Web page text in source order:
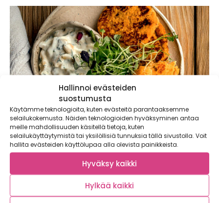
Hallinnoi evästeiden
suostumusta
Käytämme teknologioita, kuten evästeitä parantaaksemme
selailukokemusta. Näiden teknologioiden hyväksyminen antaa
meille mahdollisuuden käsitellä tietoja, kuten
selailukäyttäytymistä tai yksilöllisiä tunnuksia tällä sivustolla. Voit
hallita evästeiden käyttölupaa alla olevista painikkeista.
Hyväksy kaikki
Hylkää kaikki
Helpot bataattipihvit ja mango-tzatziki
pitävät kylläisenä pitkään
Tuhtia mutta raikasta kasvisruokaa? Onnistuu! Helpot
bataattipihvit ja mango-tzatziki täyttävät sellaisenaan,
mutta lautaselle voi...